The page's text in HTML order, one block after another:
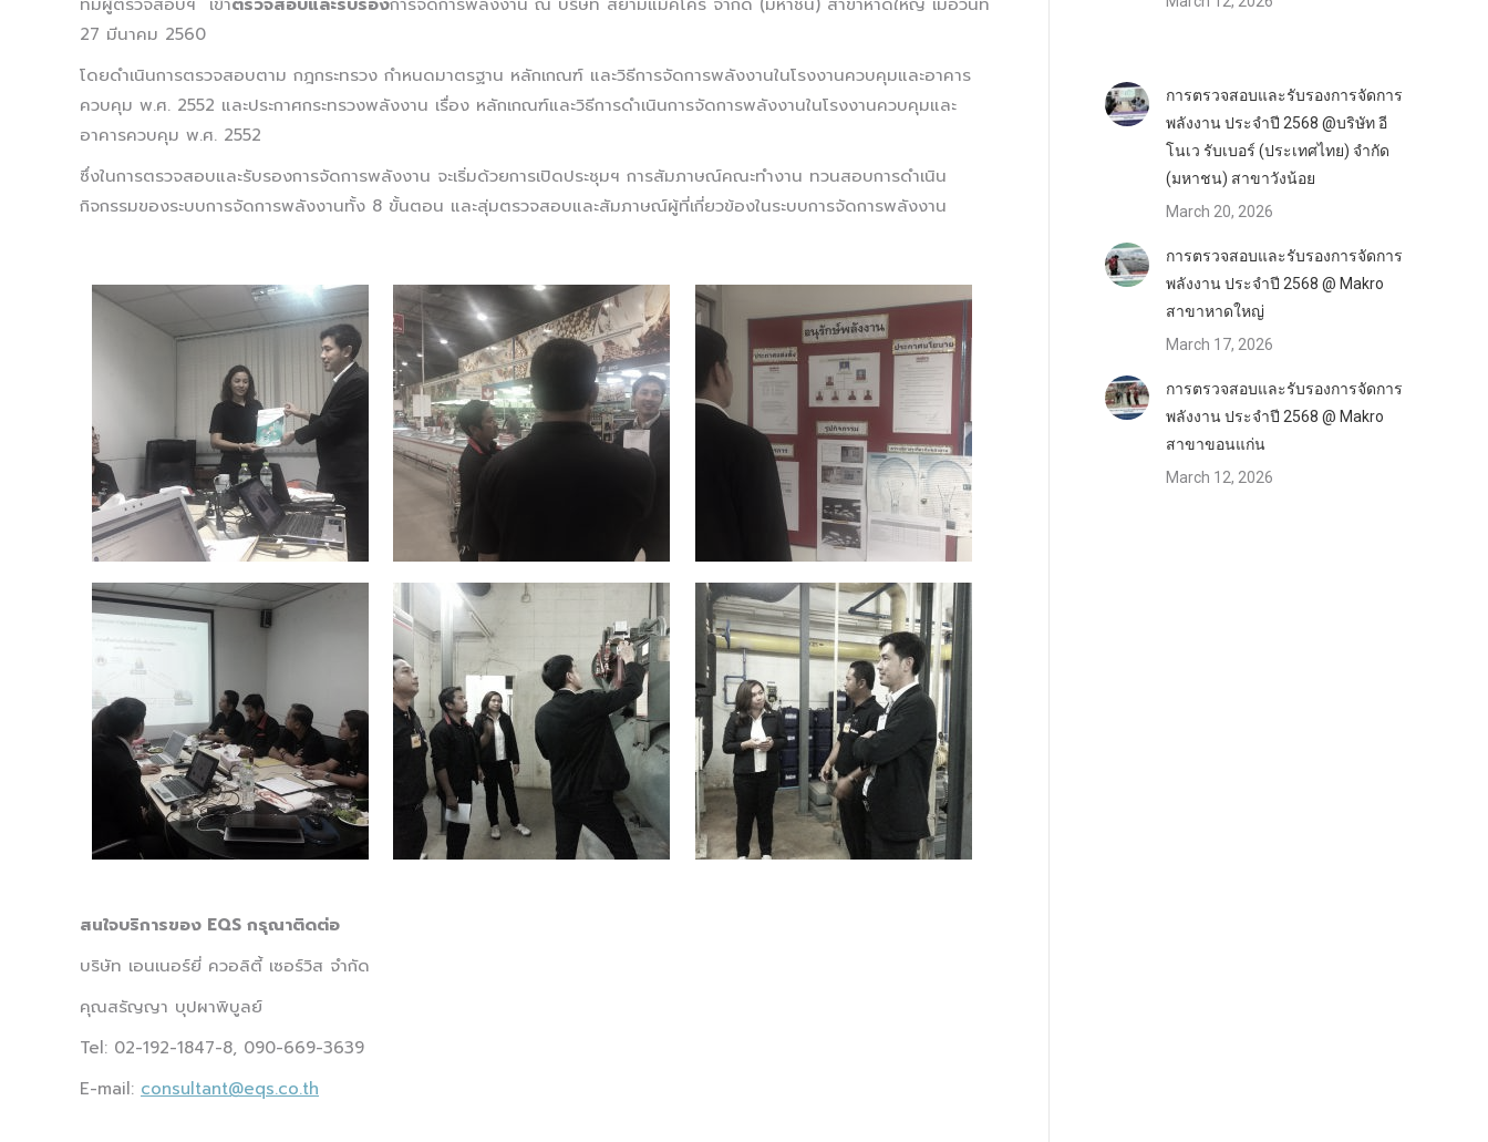
27 มีนาคม 2560
โดยดำเนินการตรวจสอบตาม กฎกระทรวง กำหนดมาตรฐาน หลักเกณฑ์ และวิธีการจัดการพลังงานในโรงงานควบคุมและอาคาร
ควบคุม พ.ศ. 2552 และประกาศกระทรวงพลังงาน เรื่อง หลักเกณฑ์และวิธีการดำเนินการจัดการพลังงานในโรงงานควบคุมและ
อาคารควบคุม พ.ศ. 2552
ซึ่งในการตรวจสอบและรับรองการจัดการพลังงาน จะเริ่มด้วยการเปิดประชุมฯ การสัมภาษณ์คณะทำงาน ทวนสอบการดำเนิน
กิจกรรมของระบบการจัดการพลังงานทั้ง 8 ขั้นตอน และสุ่มตรวจสอบและสัมภาษณ์ผู้ที่เกี่ยวข้องในระบบการจัดการพลังงาน
สนใจบริการของ EQS กรุณาติดต่อ
บริษัท เอนเนอร์ยี่ ควอลิตี้ เซอร์วิส จำกัด
คุณสรัญญา บุปผาพิบูลย์
Tel: 02-192-1847-8, 090-669-3639
E-mail: consultant@eqs.co.th
การตรวจสอบและรับรองการจัดการ
พลังงาน ประจำปี 2568 @บริษัท อี
โนเว รับเบอร์ (ประเทศไทย) จำกัด
(มหาชน) สาขาวังน้อย
March 20, 2026
การตรวจสอบและรับรองการจัดการ
พลังงาน ประจำปี 2568 @ Makro
สาขาหาดใหญ่
March 17, 2026
การตรวจสอบและรับรองการจัดการ
พลังงาน ประจำปี 2568 @ Makro
สาขาขอนแก่น
March 12, 2026